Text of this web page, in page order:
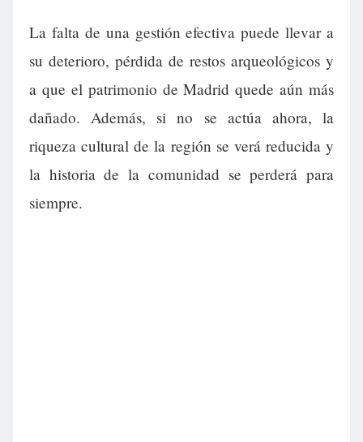
La falta de una gestión efectiva puede llevar a
su deterioro, pérdida de restos arqueológicos y
a que el patrimonio de Madrid quede aún más
dañado. Además, si no se actúa ahora, la
riqueza cultural de la región se verá reducida y
la historia de la comunidad se perderá para
siempre.